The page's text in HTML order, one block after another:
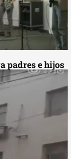
pobladores de